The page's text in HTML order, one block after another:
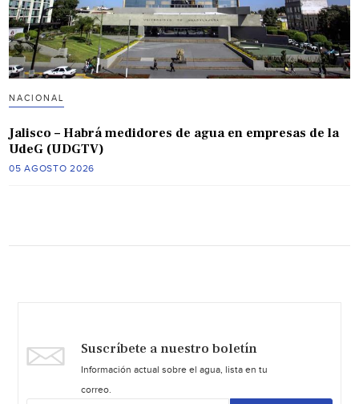
NACIONAL
Jalisco – Habrá medidores de agua en empresas de la
UdeG (UDGTV)
05 AGOSTO 2026
Suscríbete a nuestro boletín
Información actual sobre el agua, lista en tu
correo.